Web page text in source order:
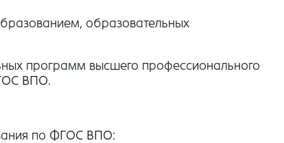
образовательных
программ высшего профессионального
ВПО.
по ФГОС ВПО: